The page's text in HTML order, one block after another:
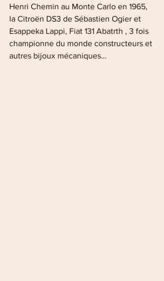
Henri Chemin au Monte Carlo en 1965,
la Citroën DS3 de Sébastien Ogier et
Esappeka Lappi, Fiat 131 Abatrth , 3 fois
championne du monde constructeurs et
autres bijoux mécaniques…